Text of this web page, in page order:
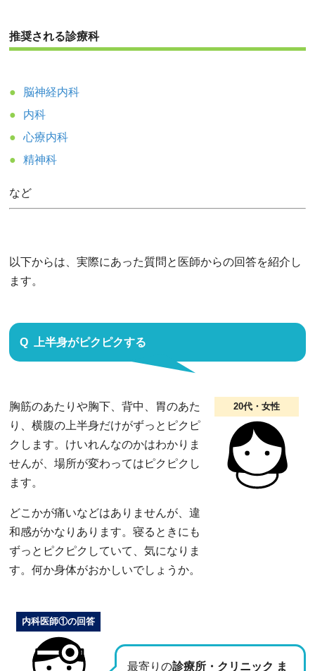
推奨される診療科
脳神経内科
内科
心療内科
精神科
など
以下からは、実際にあった質問と医師からの回答を紹介し
ます。
上半身がピクピクする
20代・女性
胸筋のあたりや胸下、背中、胃のあた
り、横腹の上半身だけがずっとピクピ
クします。けいれんなのかはわかりま
せんが、場所が変わってはピクピクし
ます。
どこかが痛いなどはありませんが、違
和感がかなりあります。寝るときにも
ずっとピクピクしていて、気になりま
す。何か身体がおかしいでしょうか。
最寄りの診療所・クリニック ま
内科医師①の回答